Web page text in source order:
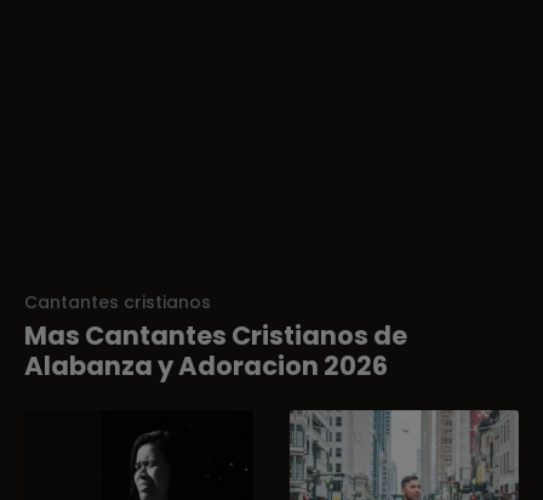
Cantantes cristianos
Mas Cantantes Cristianos de
Alabanza y Adoracion 2026